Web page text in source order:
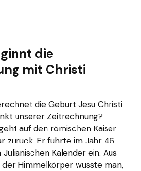
die
mit Christi
die Geburt Jesu Christi
unserer Zeitrechnung?
auf den römischen Kaiser
zurück. Er führte im Jahr 46
Kalender ein. Aus
Himmelkörper wusste man,